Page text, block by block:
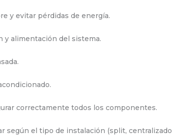
y evitar pérdidas de energía.
y alimentación del sistema.
correctamente todos los componentes.
el tipo de instalación (split,